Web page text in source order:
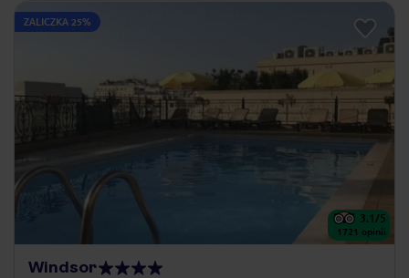
ZALICZKA 25%
3.1/5
1721 opinii
Windsor